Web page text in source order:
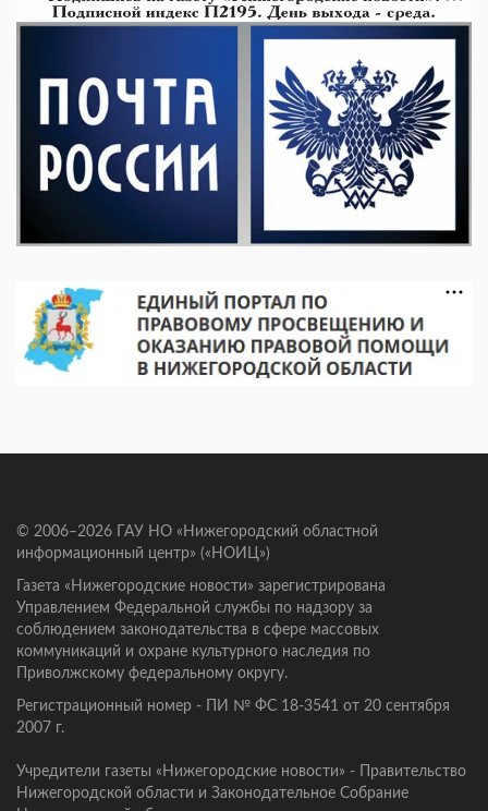
© 2006–2026 ГАУ НО «Нижегородский областной
информационный центр» («НОИЦ»)
Газета «Нижегородские новости» зарегистрирована
Управлением Федеральной службы по надзору за
соблюдением законодательства в сфере массовых
коммуникаций и охране культурного наследия по
Приволжскому федеральному округу.
Регистрационный номер - ПИ № ФС 18-3541 от 20 сентября
2007 г.
Учредители газеты «Нижегородские новости» - Правительство
Нижегородской области и Законодательное Собрание